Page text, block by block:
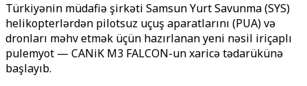
Türkiyənin müdafiə şirkəti Samsun Yurt Savunma (SYS)
helikopterlərdən pilotsuz uçuş aparatlarını (PUA) və
dronları məhv etmək üçün hazırlanan yeni nəsil iriçaplı
pulemyot — CANiK M3 FALCON-un xaricə tədarükünə
başlayıb.